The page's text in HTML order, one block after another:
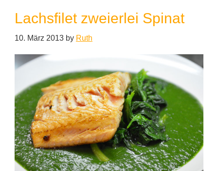
Lachsfilet zweierlei Spinat
10. März 2013 by Ruth